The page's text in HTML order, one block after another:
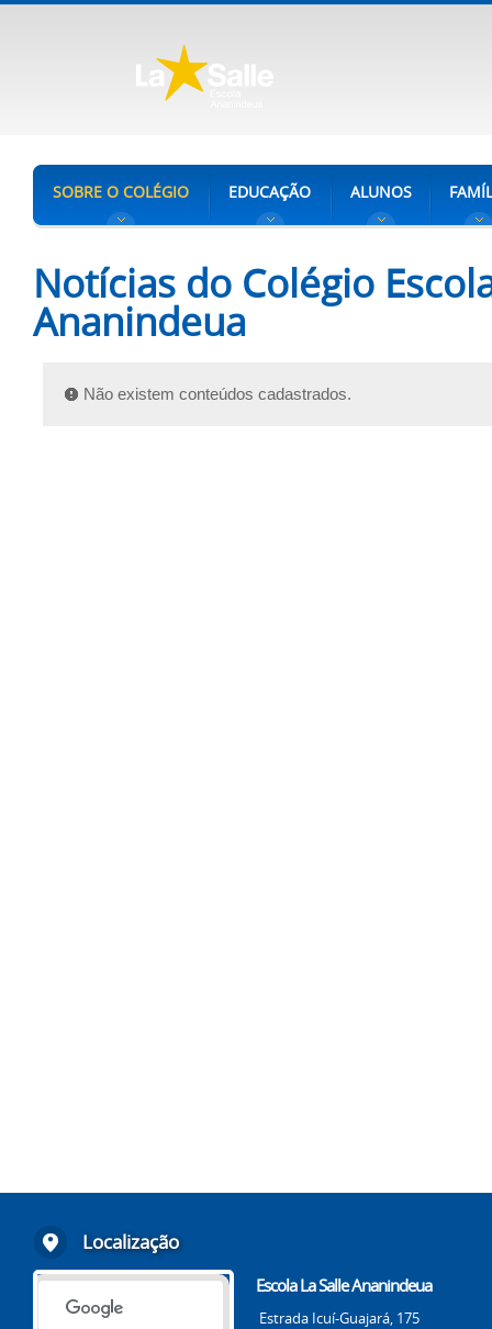
SOBRE O COLÉGIO EDUCAÇÃO ALUNOS
Notícias do Colégio
Ananindeua
Não existem conteúdos cadastrados.
Localização
Escola La Salle Ananindeua
Estrada Icuí-Guajará, 175